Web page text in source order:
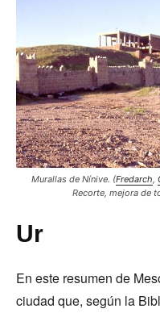
Murallas de Nínive. (Fredarch,
Recorte, mejora de
Ur
En este resumen de
ciudad que, según la